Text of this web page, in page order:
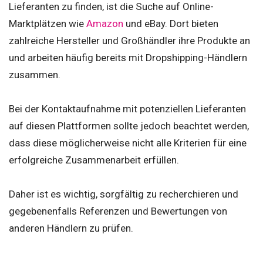
Lieferanten zu finden, ist die Suche auf Online-
Marktplätzen wie Amazon und eBay. Dort bieten
zahlreiche Hersteller und Großhändler ihre Produkte an
und arbeiten häufig bereits mit Dropshipping-Händlern
zusammen.
Bei der Kontaktaufnahme mit potenziellen Lieferanten
auf diesen Plattformen sollte jedoch beachtet werden,
dass diese möglicherweise nicht alle Kriterien für eine
erfolgreiche Zusammenarbeit erfüllen.
Daher ist es wichtig, sorgfältig zu recherchieren und
gegebenenfalls Referenzen und Bewertungen von
anderen Händlern zu prüfen.